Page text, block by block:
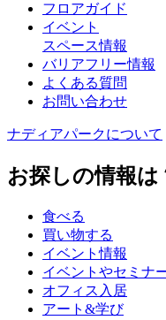
フロアガイド
イベント
スペース情報
バリアフリー情報
よくある質問
お問い合わせ
ナディアパークについて
お探しの情報は
食べる
買い物する
イベント情報
イベントやセミナ
オフィス入居
アート&学び